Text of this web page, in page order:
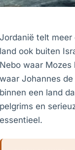
Jordanië telt meer
land ook buiten
Nebo waar
waar Johannes
binnen een land
pelgrims en
essentieel.